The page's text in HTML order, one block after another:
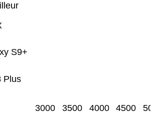
Plus
S9+
3000 3500 4000 4500